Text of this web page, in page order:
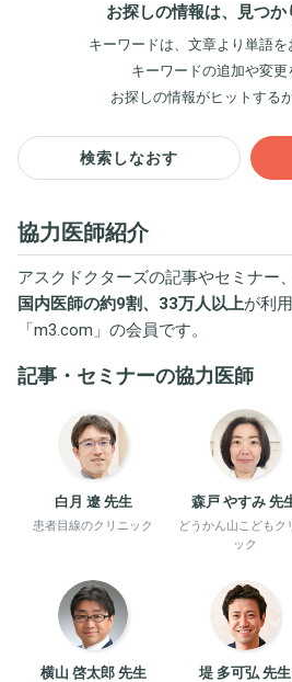
お探しの情報は、見つか
キーワードは、文章より単語を
キーワードの追加や変更
お探しの情報がヒットする
検索しなおす
協力医師紹介
アスクドクターズの記事やセミナー
国内医師の約9割、33万人以上が利
「m3.com 」の会員です。
記事・セミナーの協力医師
白月 遼 先生
患者目線のクリニック
森戸 やすみ 先
どうかん山こどもク
ック
横山 啓太郎 先生 堤 多可弘 先生